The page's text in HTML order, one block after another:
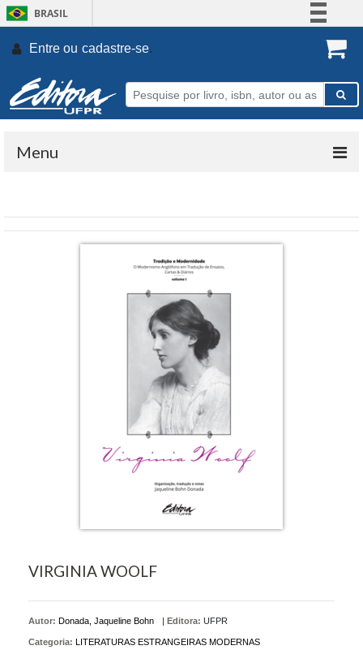
BRASIL
Participe
Entre ou cadastre-se.
Menu
VIRGINIA WOOLF
Autor: Donada, Jaqueline Bohn | Editora: UFPR
Categoria: LITERATURAS ESTRANGEIRAS MODERNAS